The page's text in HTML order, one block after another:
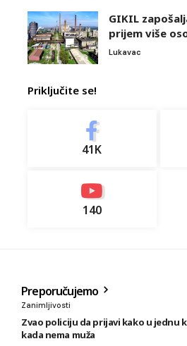
GIKIL
prijem više
Lukavac
Priključite se!
41K
140
Preporučujemo
Zanimljivosti
Zvao policiju da prijavi kako u jednu
kada nema muža